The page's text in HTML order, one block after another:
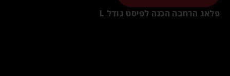
פלאג הרחבה הכנה לפיסט גודל L